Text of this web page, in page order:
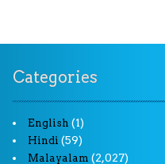
Categories
English (1)
Hindi (59)
Malayalam (2,027)